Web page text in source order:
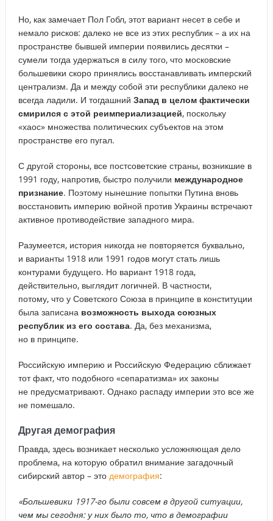
Но, как замечает Пол Гобл, этот вариант несет в себе и
немало рисков: далеко не все из этих республик – а их на
пространстве бывшей империи появились десятки –
сумели тогда удержаться в силу того, что московские
большевики скоро принялись восстанавливать имперский
централизм. Да и между собой эти республики далеко не
всегда ладили. И тогдашний Запад в целом фактически
смирился с этой реимпериализацией, поскольку
«хаос» множества политических субъектов на этом
пространстве его пугал.
С другой стороны, все постсоветские страны, возникшие в
1991 году, напротив, быстро получили международное
признание. Поэтому нынешние попытки Путина вновь
восстановить империю войной против Украины встречают
активное противодействие западного мира.
Разумеется, история никогда не повторяется буквально,
и варианты 1918 или 1991 годов могут стать лишь
контурами будущего. Но вариант 1918 года,
действительно, выглядит логичней. В частности,
потому, что у Советского Союза в принципе в конституции
была записана возможность выхода союзных
республик из его состава. Да, без механизма,
но в принципе.
Российскую империю и Российскую Федерацию сближает
тот факт, что подобного «сепаратизма» их законы
не предусматривают. Однако распаду империи это все же
не помешало.
Другая демография
Правда, здесь возникает несколько усложняющая дело
проблема, на которую обратил внимание загадочный
сибирский автор – это демография:
«Большевики 1917-го были совсем в другой ситуации,
чем мы сегодня: у них было то, что в демографии